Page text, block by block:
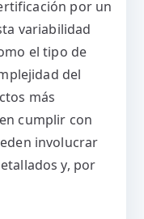
por un
variabilidad
el tipo de
del
más
cumplir con
involucrar
y, por